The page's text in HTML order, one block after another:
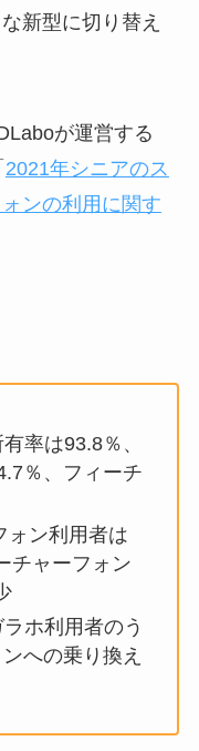
新型に切り替え
が運営する
2021年シニアのス
ンの利用に関す
率は93.8％、
％、フィーチ
ォン利用者は
チャーフォン
ホ利用者のう
への乗り換え